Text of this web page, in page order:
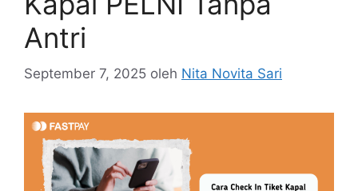
Antri
September 7, 2025 oleh Nita Novita Sari